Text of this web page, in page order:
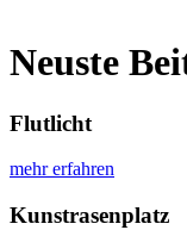
Neuste
Flutlicht
mehr erfahren
Kunstrasenplatz